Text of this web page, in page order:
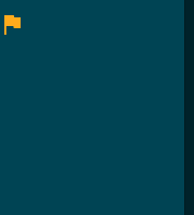
flag